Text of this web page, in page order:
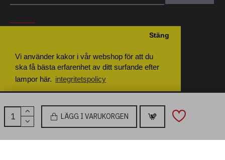
Vi använder kakor i vår webshop för att du
ska få bästa erfarenhet av ditt surfande efter
lampor här. integritetspolicy
Stäng
Inställningar Godkänn Alla
LÄGG I VARUKORGEN
Copyright © 2026, LampKompaniet, All Rights Reserved